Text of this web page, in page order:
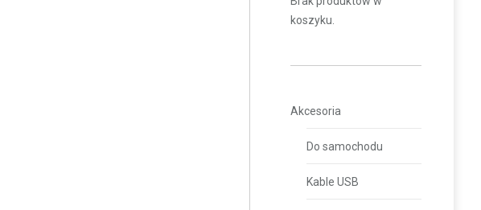
koszyku.
Akcesoria
Do samochodu
Kable USB